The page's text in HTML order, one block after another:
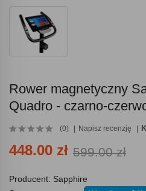
Rower magnetyczny
Quadro - czarno-
(0) Napisz recenzję
448.00 zł 599.00 zł
Producent: Sapphire